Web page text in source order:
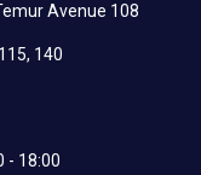
Avenue 108
140
- 18:00